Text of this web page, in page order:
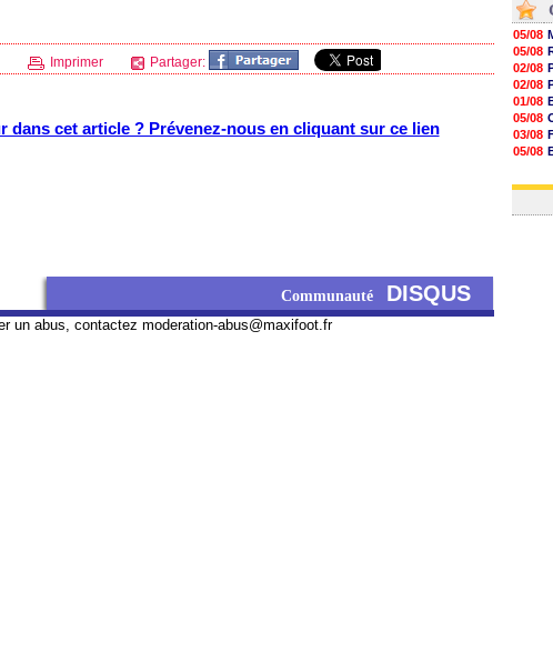
Imprimer Partager:
dans cet article ? Prévenez-nous en cliquant sur ce lien
Communauté DISQUS
un abus, contactez moderation-abus@maxifoot.fr
05/08
05/08
02/08
02/08
01/08
05/08
03/08
05/08
03/08